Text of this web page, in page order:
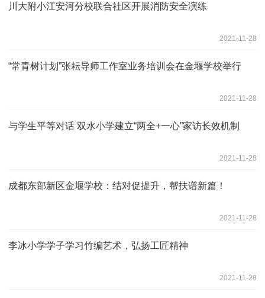
川大附小江安河分校联合社区开展消防安全演练
2021-11-28
“常青树计划”张耘导师工作室业务培训会在金堰学校举行
2021-11-28
与学生平等对话 双水小学建立“两全+一心”家访长效机制
2021-11-28
成都东部新区金堰学校：结对促提升，帮扶谱新篇！
2021-11-28
李冰小学学子学习竹编艺术，弘扬工匠精神
2021-11-28